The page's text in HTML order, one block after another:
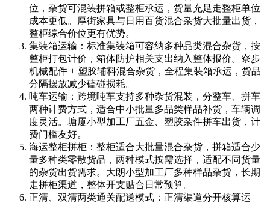
位，杂货可混装拼箱或整柜承运，货量充足走整柜单位
成本更低。厚街家具与日用百货混合杂货大批量出货，
整柜综合价位更有优势。
集装箱运输：标准集装箱可容纳多种品类混合杂货，按
整柜打包计价，箱体防护相关支出纳入整体报价。寮步
机械配件 + 塑胶辅料混合杂货，全程集装箱承运，货品
分隔摆放减少磕碰损耗。
吨车运输：跨境吨车支持多种杂货混装，分整车、拼车
两种计费方式，适合中小批量多品类样品补货，车辆调
度灵活。塘厦小型加工厂五金、塑胶杂件拼车出货，计
费门槛友好。
海运整柜拼柜：整柜适合大批量混合杂货，拼箱适合少
量多种类零散货品，两种模式按需选择，适配不同货量
的杂货出货需求。大朗小型加工厂多种样品杂货，长期
走拼柜渠道，整体开支贴合日常预算。
正清、双清两类通关配送模式：正清渠道分开核算运